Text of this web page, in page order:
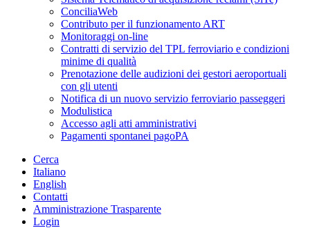
ConciliaWeb
Contributo per il funzionamento ART
Monitoraggi on-line
Contratti di servizio del TPL ferroviario e condizioni
minime di qualità
Prenotazione delle audizioni dei gestori aeroportuali
con gli utenti
Notifica di un nuovo servizio ferroviario passeggeri
Modulistica
Accesso agli atti amministrativi
Pagamenti spontanei pagoPA
Cerca
Italiano
English
Contatti
Amministrazione Trasparente
Login